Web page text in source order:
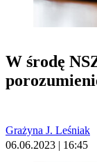
W środę
Grażyna J. Leśniak
06.06.2023 | 16:45